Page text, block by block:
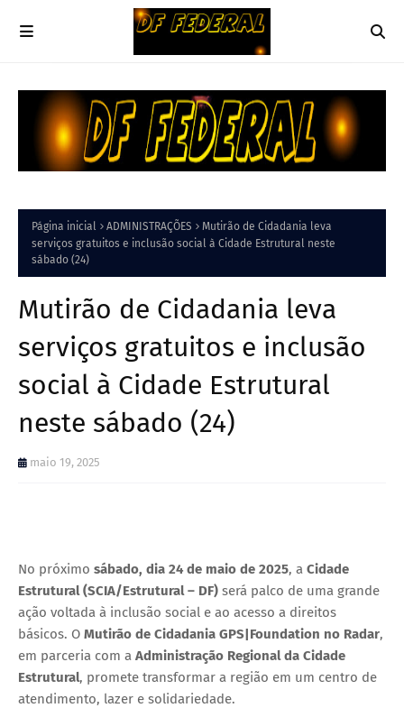
Página inicial ADMINISTRAÇÕES
Mutirão de Cidadania leva
serviços gratuitos e inclusão social à Cidade Estrutural neste
sábado (24)
Mutirão de Cidadania leva
serviços gratuitos e inclusão
social à Cidade Estrutural
neste sábado (24)
maio 19, 2025
No próximo sábado, dia 24 de maio de 2025, a Cidade
Estrutural (SCIA/Estrutural – DF) será palco de uma grande
ação voltada à inclusão social e ao acesso a direitos
básicos. O Mutirão de Cidadania GPS|Foundation no Radar,
em parceria com a Administração Regional da Cidade
Estrutural, promete transformar a região em um centro de
atendimento, lazer e solidariedade.